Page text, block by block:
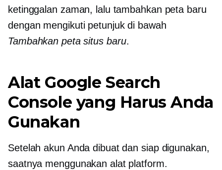
ketinggalan zaman, lalu tambahkan peta baru
dengan mengikuti petunjuk di bawah
Tambahkan peta situs baru.
Alat Google Search
Console yang Harus Anda
Gunakan
Setelah akun Anda dibuat dan siap digunakan,
saatnya menggunakan alat platform.